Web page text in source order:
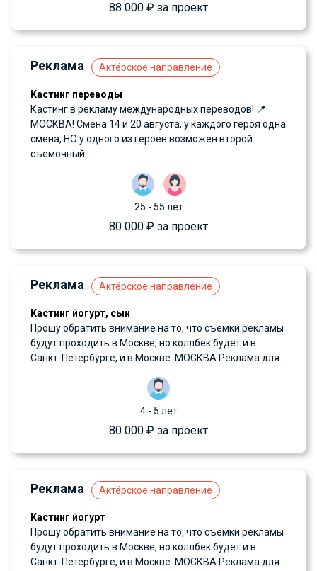
88 000 ₽ за проект
Реклама Актёрское направление
Кастинг переводы
Кастинг в рекламу международных переводов! 📍
МОСКВА! Смена 14 и 20 августа, у каждого героя одна
смена, НО у одного из героев возможен второй
съемочный...
25 - 55 лет
80 000 ₽ за проект
Реклама Актёрское направление
Кастинг йогурт, сын
Прошу обратить внимание на то, что съёмки рекламы
будут проходить в Москве, но коллбек будет и в
Санкт-Петербурге, и в Москве. МОСКВА Реклама для...
4 - 5 лет
80 000 ₽ за проект
Реклама Актёрское направление
Кастинг йогурт
Прошу обратить внимание на то, что съёмки рекламы
будут проходить в Москве, но коллбек будет и в
Санкт-Петербурге, и в Москве. МОСКВА Реклама для...